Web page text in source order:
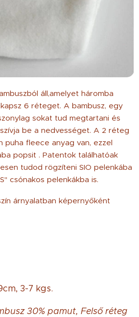
áll,amelyet háromba
6 réteget. A bambusz, egy
sokat tud megtartani és
be a nedvességet. A 2 réteg
puha fleece anyag van, ezzel
popsit . Patentok találhatóak
tudod rögzíteni SIO pelenkába
csónakos pelenkákba is.
árnyalatban képernyőként
3-7 kgs.
30% pamut, Felső réteg